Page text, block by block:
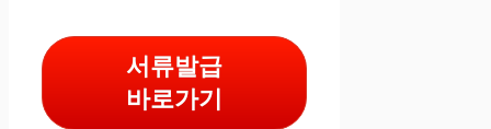
서류발급
바로가기